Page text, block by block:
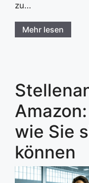
zu…
Mehr lesen
wie Sie
können